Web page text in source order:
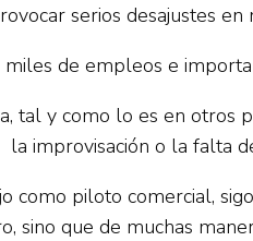
serios desajustes en
de empleos e
tal y como lo es en otros
improvisación o la falta
piloto comercial,
sino que de muchas